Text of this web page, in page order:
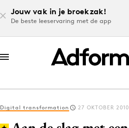
Jouw vak in je broekzak!
De beste leeservaring met de app
Log in
Digital transformation 27 OKTOBER 2010